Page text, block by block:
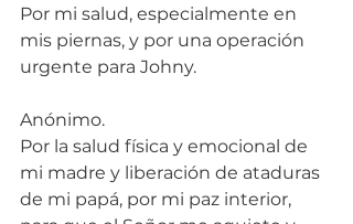
Por mi salud, especialmente en
mis piernas, y por una operación
urgente para Johny.
Anónimo.
Por la salud física y emocional de
mi madre y liberación de ataduras
de mi papá, por mi paz interior,